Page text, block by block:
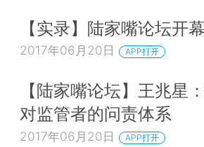
【实录】陆家嘴论坛开
2017年06月20日 APP打开
【陆家嘴论坛】王兆星
对监管者的问责体系
2017年06月20日 APP打开